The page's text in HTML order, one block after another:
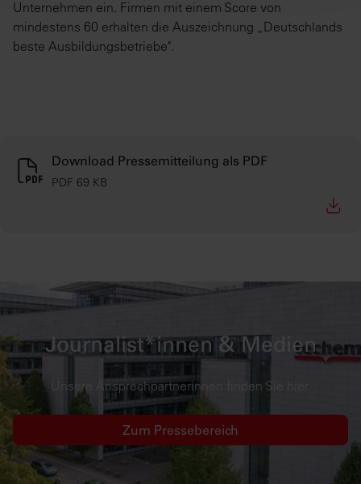
Unternehmen ein. Firmen mit einem Score von
mindestens 60 erhalten die Auszeichnung „Deutschlands
beste Ausbildungsbetriebe".
Download Pressemitteilung als PDF
PDF 69 KB
Journalist*innen & Medien
Unsere Ansprechpartnerinnen finden Sie hier.
Zum Pressebereich